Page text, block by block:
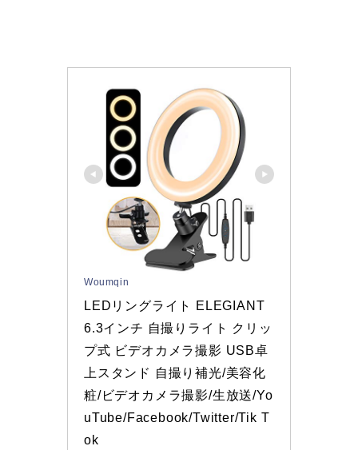
Woumqin
LEDリングライト ELEGIANT
6.3インチ 自撮りライト クリッ
プ式 ビデオカメラ撮影 USB卓
上スタンド 自撮り補光/美容化
粧/ビデオカメラ撮影/生放送/Yo
uTube/Facebook/Twitter/Tik T
ok